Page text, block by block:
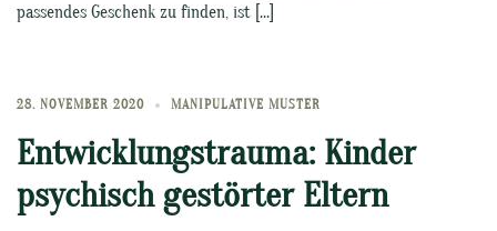
passendes Geschenk zu finden, ist […]
28. NOVEMBER 2020 MANIPULATIVE MUSTER
Entwicklungstrauma: Kinder
psychisch gestörter Eltern